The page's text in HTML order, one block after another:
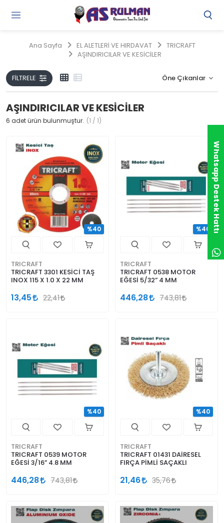
Ana Sayfa EL ALETLERİ VE HIRDAVAT
TRICRAFT
AŞINDIRICILAR VE KESİCİLER
FILTRELE
AŞINDIRICILAR VE KESİCİLER
6 adet ürün bulunmuştur. (1 / 1)
TRICRAFT
TRICRAFT 3301 KESİCİ TAŞ
INOX 115 X 1.0 X 22 MM
13,45 22,41
%40
TRICRAFT
TRICRAFT 0538 MOTOR
EĞESİ 5/32” 4 MM
446,28 743,81
%40
TRICRAFT
TRICRAFT 0539 MOTOR
EĞESİ 3/16” 4.8 MM
446,28 743,81
%40
TRICRAFT
TRICRAFT 01431 DAİRESEL
FIRÇA PİMLİ SAÇAKLI
21,46 35,76
%40
Whatsapp Destek Hattı